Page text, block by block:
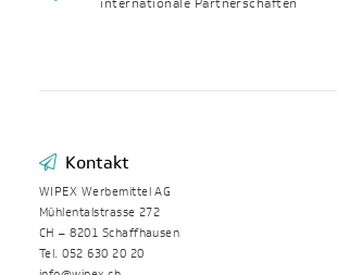
Kontakt
WIPEX Werbemittel AG
Mühlentalstrasse 272
CH – 8201 Schaffhausen
Tel. 052 630 20 20